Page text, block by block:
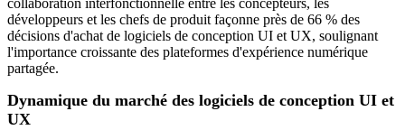
collaboration interfonctionnelle entre les concepteurs, les
développeurs et les chefs de produit façonne près de 66 % des
décisions d'achat de logiciels de conception UI et UX, soulignant
l'importance croissante des plateformes d'expérience numérique
partagée.
Dynamique du marché des logiciels de conception UI et
UX